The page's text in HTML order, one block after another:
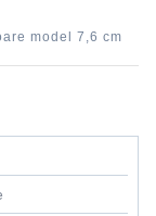
model 7,6 cm